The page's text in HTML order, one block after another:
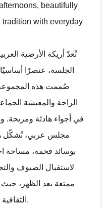
beautifully
with everyday
تُعدّ أريكة الأرضية
الجلسة، عنصرًا
صُممت هذه المجموعة
الراحة والمعيشة
في أجواء هادئة ومريحة.
مجلس عربي، تُشكّل
بوسائد فخمة، مساحة
لاستقبال الضيوف
ممتعة بعد الظهر، حيث
الثقافية العريقة وراحة الحياة اليومية.